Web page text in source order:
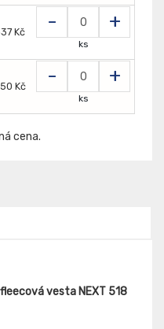
Kč - +
ks
Kč - +
ks
cena.
vesta NEXT 518